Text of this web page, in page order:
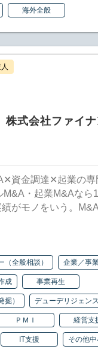
海外全般
株式会社ファイ
資金調達✕起業の専
M&A・起業M&Aなら
績がモノをいう。
（全般相談）
企業／事
成 事業再生
） デューデリジェンス
ＰＭＩ 経営支
IT支援 その他